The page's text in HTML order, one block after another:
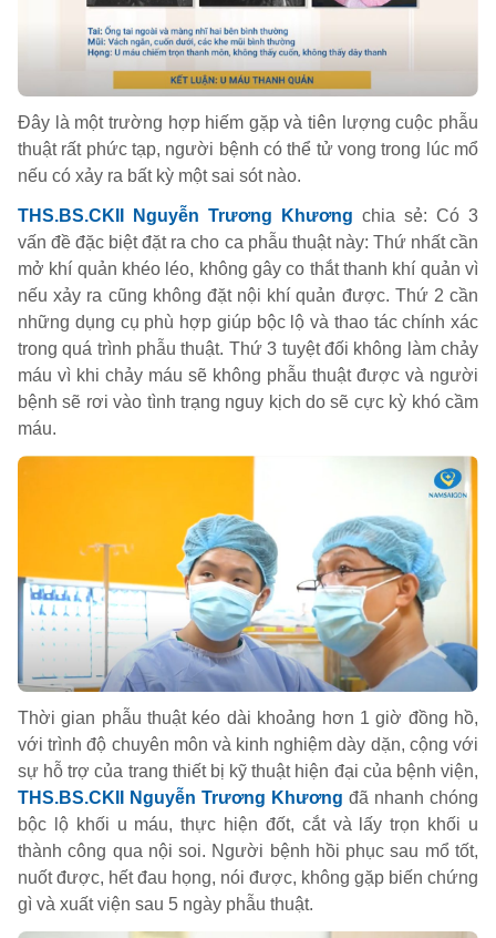
Đây là một trường hợp hiếm gặp và tiên lượng cuộc phẫu
thuật rất phức tạp, người bệnh có thể tử vong trong lúc mổ
nếu có xảy ra bất kỳ một sai sót nào.
THS.BS.CKII Nguyễn Trương Khương chia sẻ: Có 3
vấn đề đặc biệt đặt ra cho ca phẫu thuật này: Thứ nhất cần
mở khí quản khéo léo, không gây co thắt thanh khí quản vì
nếu xảy ra cũng không đặt nội khí quản được. Thứ 2 cần
những dụng cụ phù hợp giúp bộc lộ và thao tác chính xác
trong quá trình phẫu thuật. Thứ 3 tuyệt đối không làm chảy
máu vì khi chảy máu sẽ không phẫu thuật được và người
bệnh sẽ rơi vào tình trạng nguy kịch do sẽ cực kỳ khó cầm
máu.
Thời gian phẫu thuật kéo dài khoảng hơn 1 giờ đồng hồ,
với trình độ chuyên môn và kinh nghiệm dày dặn, cộng với
sự hỗ trợ của trang thiết bị kỹ thuật hiện đại của bệnh viện,
THS.BS.CKII Nguyễn Trương Khương đã nhanh chóng
bộc lộ khối u máu, thực hiện đốt, cắt và lấy trọn khối u
thành công qua nội soi. Người bệnh hồi phục sau mổ tốt,
nuốt được, hết đau họng, nói được, không gặp biến chứng
gì và xuất viện sau 5 ngày phẫu thuật.